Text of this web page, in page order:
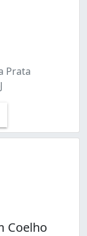
Prata
Coelho